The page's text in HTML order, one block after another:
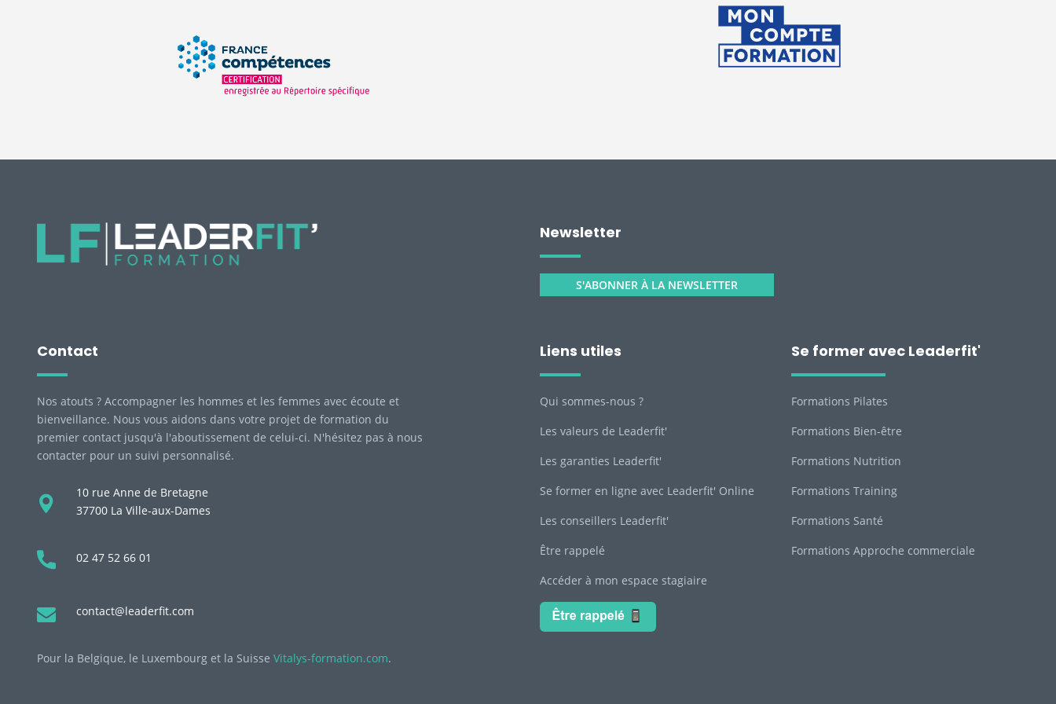
Newsletter
S'ABONNER À LA NEWSLETTER
Contact
Nos atouts ? Accompagner les hommes et les femmes avec écoute et
bienveillance. Nous vous aidons dans votre projet de formation du
premier contact jusqu'à l'aboutissement de celui-ci. N'hésitez pas à nous
contacter pour un suivi personnalisé.
10 rue Anne de Bretagne
37700 La Ville-aux-Dames
02 47 52 66 01
contact@leaderfit.com
Pour la Belgique, le Luxembourg et la Suisse Vitalys-formation.com.
Liens utiles
Qui sommes-nous ?
Les valeurs de Leaderfit'
Les garanties Leaderfit'
Se former en ligne avec Leaderfit' Online
Les conseillers Leaderfit'
Être rappelé
Accéder à mon espace stagiaire
Se former avec Leaderfit'
Formations Pilates
Formations Bien-être
Formations Nutrition
Formations Training
Formations Santé
Formations Approche commerciale